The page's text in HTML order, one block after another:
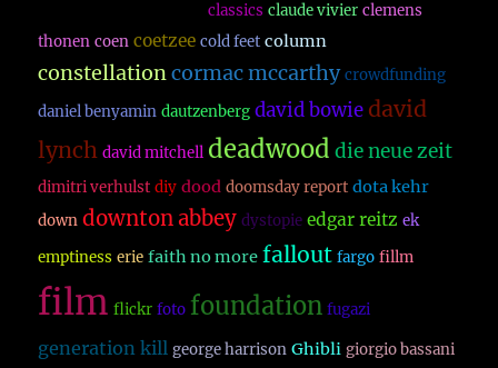
classics claude vivier clemens
thonen coen coetzee cold feet column
constellationcormac mccarthy crowdfunding
daniel benyamin dautzenberg david bowie david
lynch david mitchell deadwood die neue zeit
dimitri verhulst diy dood doomsday report dota kehr
down downton abbey dystopie edgar reitz ek
emptiness erie faith no more fallout fargo fillm
film flickr foto foundation fugazi
generation kill george harrison Ghibli giorgio bassani